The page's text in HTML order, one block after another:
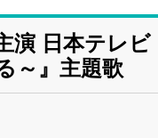
演 日本テレビ
～』主題歌